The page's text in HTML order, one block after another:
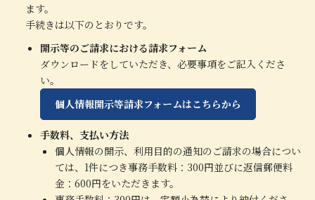
ます。
手続きは以下のとおりです。
開示等のご請求における請求フォーム
ダウンロードをしていただき、必要事項をご記入くださ
い。
個人情報開示等請求フォームはこちらから
手数料、支払い方法
個人情報の開示、利用目的の通知のご請求の場合につい
ては、1件につき事務手数料：300円並びに返信郵便料
金：600円をいただきます。